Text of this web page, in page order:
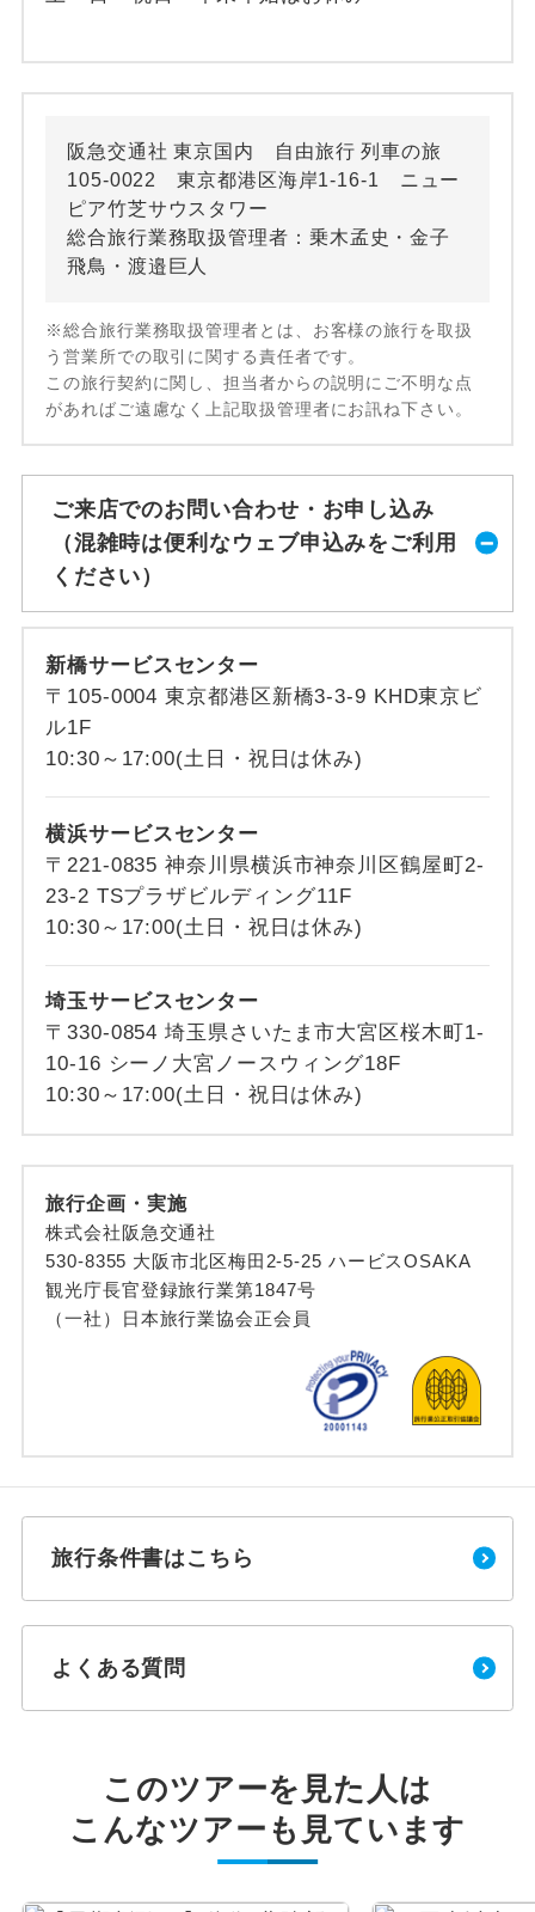
阪急交通社 東京国内 自由旅行 列車の旅
105-0022 東京都港区海岸1-16-1 ニュー
ピア竹芝サウスタワー
総合旅行業務取扱管理者：乗木孟史・金子
飛鳥・渡邉巨人
※総合旅行業務取扱管理者とは、お客様の旅行を取扱
う営業所での取引に関する責任者です。
この旅行契約に関し、担当者からの説明にご不明な点
があればご遠慮なく上記取扱管理者にお訊ね下さい。
ご来店でのお問い合わせ・お申し込み
（混雑時は便利なウェブ申込みをご利用
ください）
新橋サービスセンター
〒105-0004 東京都港区新橋3-3-9 KHD東京ビ
ル1F
10:30～17:00(土日・祝日は休み)
横浜サービスセンター
〒221-0835 神奈川県横浜市神奈川区鶴屋町2-
23-2 TSプラザビルディング11F
10:30～17:00(土日・祝日は休み)
埼玉サービスセンター
〒330-0854 埼玉県さいたま市大宮区桜木町1-
10-16 シーノ大宮ノースウィング18F
10:30～17:00(土日・祝日は休み)
旅行企画・実施
株式会社阪急交通社
530-8355 大阪市北区梅田2-5-25 ハービスOSAKA
観光庁長官登録旅行業第1847号
（一社）日本旅行業協会正会員
旅行条件書はこちら
よくある質問
このツアーを見た人は
こんなツアーも見ています